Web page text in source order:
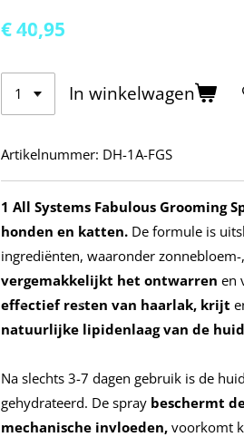
€ 40,95
In winkelwagen
Artikelnummer: DH-1A-FGS
1 All Systems Fabulous Grooming
honden en katten. De formule is
ingrediënten, waaronder
vergemakkelijkt het ontwarren en
effectief resten van haarlak, krijt
natuurlijke lipidenlaag van de
Na slechts 3-7 dagen gebruik is de
gehydrateerd. De spray beschermt
mechanische invloeden, voorkomt